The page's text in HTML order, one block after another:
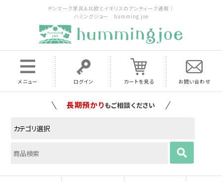
デンマーク家具＆北欧とイギリスのアンティーク通販｜
ハミングジョー humming joe
メニュー ログイン カートを見る お問い合わせ
家具の配送料は全国当店で負担いたします